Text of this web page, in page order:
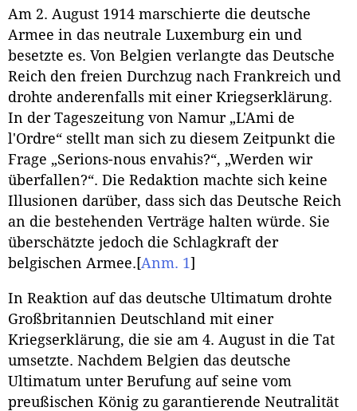
Am 2. August 1914 marschierte die deutsche
Armee in das neutrale Luxemburg ein und
besetzte es. Von Belgien verlangte das Deutsche
Reich den freien Durchzug nach Frankreich und
drohte anderenfalls mit einer Kriegserklärung.
In der Tageszeitung von Namur „L'Ami de
l'Ordre“ stellt man sich zu diesem Zeitpunkt die
Frage „Serions-nous envahis?“, „Werden wir
überfallen?“. Die Redaktion machte sich keine
Illusionen darüber, dass sich das Deutsche Reich
an die bestehenden Verträge halten würde. Sie
überschätzte jedoch die Schlagkraft der
belgischen Armee. [Anm. 1]
In Reaktion auf das deutsche Ultimatum drohte
Großbritannien Deutschland mit einer
Kriegserklärung, die sie am 4. August in die Tat
umsetzte. Nachdem Belgien das deutsche
Ultimatum unter Berufung auf seine vom
preußischen König zu garantierende Neutralität